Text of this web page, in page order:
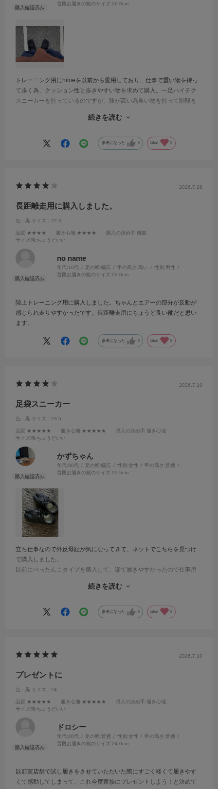
普段お履きの靴のサイズ:26.0cm
トレーニング用にhitoeを以前から愛用しており、仕事で重い物を持っ
て歩く為、クッション性と歩きやすい物を求めて購入。一足ハイテク
スニーカーを持っているのですが、踵が高い為重い物を持って階段を
親指が独立しているのも相まって、階段も降りやすいし歩きやすい。
続きを読む
参考になった 0 Like! 0
2026.7.28
長距離走用に購入しました。
色：黒 サイズ：22.5
品質:★★★★ 履き心地:★★★★ 購入の決め手 :機能
サイズ感:ちょうどいい
no name
年代:10代 足の幅:幅広 甲の高さ:高い 性別:男性
普段お履きの靴のサイズ:22.0cm
陸上トレーニング用に購入しました。ちゃんとエアーの部分が反動が
感じられ走りやすかったです。長距離走用にちょうど良い靴だと思い
ます。
参考になった 0 Like! 0
2026.7.10
足袋スニーカー
色：黒 サイズ：23.5
品質:★★★★★ 履き心地:★★★★★ 購入の決め手 :履き心地
サイズ感:ちょうどいい
かずちゃん
年代:60代 足の幅:幅広 性別:女性 甲の高さ: 普通
普段お履きの靴のサイズ:23.5cm
立ち仕事なので外反母趾が気になってきて、ネットでこちらを見つけ
て購入しました。
以前にぺったんこタイプを購入して、楽て履きやすかったので仕事用
身長が低いのでもう少しソールが分厚く、履き脱ぎがしやすいスリッ
ポンタイプがあったら良いなぁ♡と思います(^^)
続きを読む
参考になった 0 Like! 0
2026.7.10
プレゼントに
色：黒 サイズ：24
品質:★★★★★ 履き心地:★★★★★ 購入の決め手 :履き心地
サイズ感:ちょうどいい
ドロシー
年代:40代 足の幅: 普通 性別:女性 甲の高さ: 普通
普段お履きの靴のサイズ:24.0cm
以前実店舗で試し履きをさせていただいた際にすごく軽くて履きやす
くて感動してしまって、これ今度家族にプレゼントしよう！と決めて